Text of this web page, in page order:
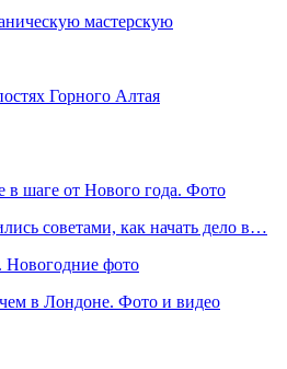
мастерскую
Горного Алтая
в шаге от Нового года. Фото
советами, как начать дело в…
Новогодние фото
в Лондоне. Фото и видео